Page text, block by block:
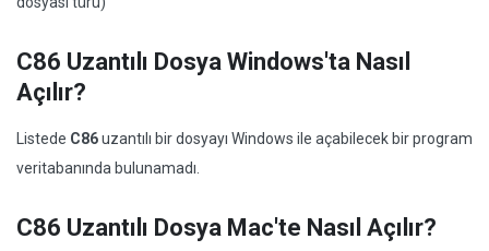
C86 Uzantılı Dosya Windows'ta Nasıl
Açılır?
Listede C86uzantılı bir dosyayı Windows ile açabilecek bir program
veritabanında bulunamadı.
C86 Uzantılı Dosya Mac'te Nasıl Açılır?